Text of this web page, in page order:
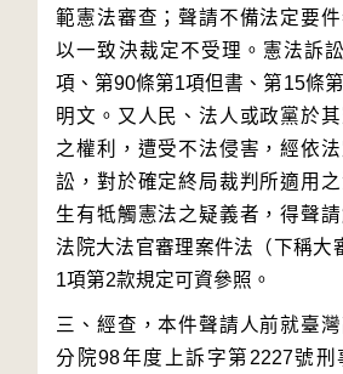
範憲法審查；聲請不備法定要
以一致決裁定不受理。憲法訴
項、第90條第1項但書、第15條
明文。又人民、法人或政黨於
之權利，遭受不法侵害，經依
訟，對於確定終局裁判所適用
生有牴觸憲法之疑義者，得聲
法院大法官審理案件法（下稱大
三、經查，本件聲請人前就臺
分院98年度上訴字第2227號刑